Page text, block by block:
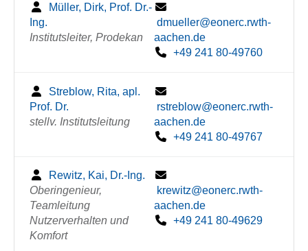
Müller, Dirk, Prof. Dr.-
Ing.
Institutsleiter, Prodekan
dmueller@eonerc.rwth-
aachen.de
+49 241 80-49760
Streblow, Rita, apl.
Prof. Dr.
stellv. Institutsleitung
rstreblow@eonerc.rwth-
aachen.de
+49 241 80-49767
Rewitz, Kai, Dr.-Ing.
Oberingenieur,
Teamleitung
Nutzerverhalten und
Komfort
krewitz@eonerc.rwth-
aachen.de
+49 241 80-49629